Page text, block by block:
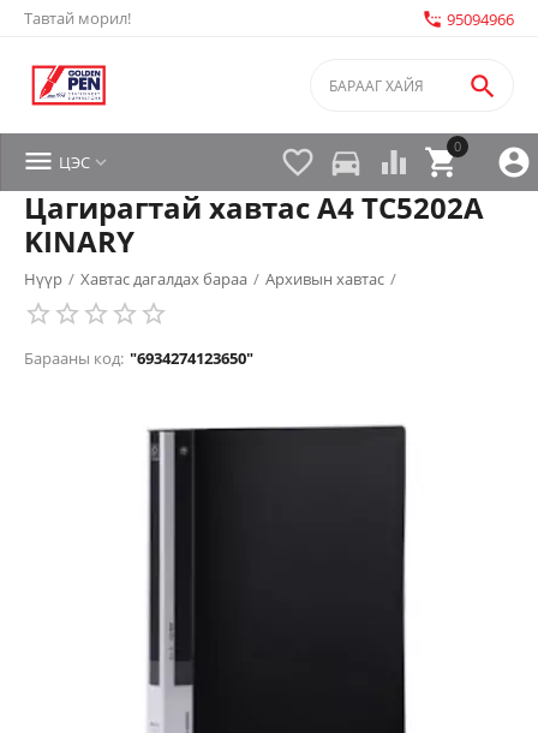
Тавтай морил! settings_phone 95094966


0

 directions_car 
 ЦЭС 
Цагирагтай хавтас A4 TC5202A
KINARY
Нүүр / Хавтас дагалдах бараа / Архивын хавтас /
Барааны код: "6934274123650"